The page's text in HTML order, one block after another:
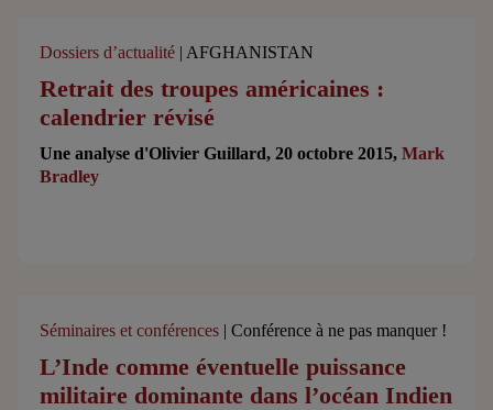
Dossiers d’actualité | AFGHANISTAN
Retrait des troupes américaines :
calendrier révisé
Une analyse d'Olivier Guillard, 20 octobre 2015,Mark
Bradley
Séminaires et conférences | Conférence à ne pas manquer !
L’Inde comme éventuelle puissance
militaire dominante dans l’océan Indien